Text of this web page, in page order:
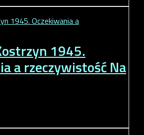
1945.
a rzeczywistośćNa